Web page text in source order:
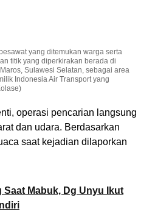
yang ditemukan warga serta
titik yang diperkirakan berada di
Sulawesi Selatan, sebagai area
Indonesia Air Transport yang
operasi pencarian langsung
dan udara. Berdasarkan
saat kejadian dilaporkan
Saat Mabuk, Dg Unyu Ikut